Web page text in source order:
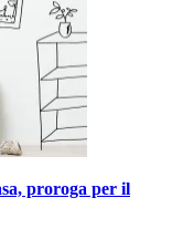
proroga per il